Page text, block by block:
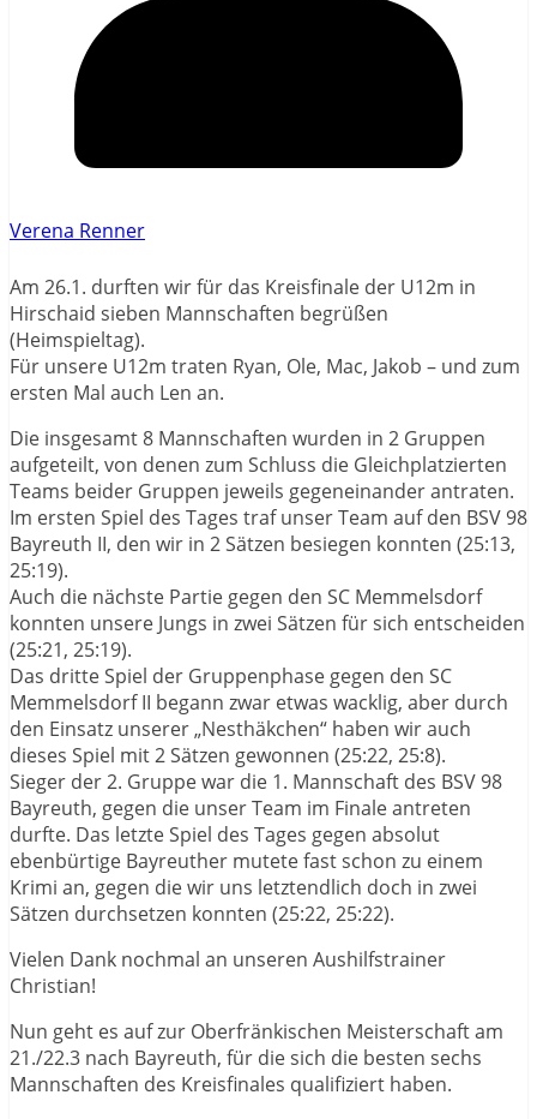
Verena Renner
Am 26.1. durften wir für das Kreisfinale der U12m in
Hirschaid sieben Mannschaften begrüßen
(Heimspieltag).
Für unsere U12m traten Ryan, Ole, Mac, Jakob – und zum
ersten Mal auch Len an.
Die insgesamt 8 Mannschaften wurden in 2 Gruppen
aufgeteilt, von denen zum Schluss die Gleichplatzierten
Teams beider Gruppen jeweils gegeneinander antraten.
Im ersten Spiel des Tages traf unser Team auf den BSV 98
Bayreuth II, den wir in 2 Sätzen besiegen konnten (25:13,
25:19).
Auch die nächste Partie gegen den SC Memmelsdorf
konnten unsere Jungs in zwei Sätzen für sich entscheiden
(25:21, 25:19).
Das dritte Spiel der Gruppenphase gegen den SC
Memmelsdorf II begann zwar etwas wacklig, aber durch
den Einsatz unserer „Nesthäkchen“ haben wir auch
dieses Spiel mit 2 Sätzen gewonnen (25:22, 25:8).
Sieger der 2. Gruppe war die 1. Mannschaft des BSV 98
Bayreuth, gegen die unser Team im Finale antreten
durfte. Das letzte Spiel des Tages gegen absolut
ebenbürtige Bayreuther mutete fast schon zu einem
Krimi an, gegen die wir uns letztendlich doch in zwei
Sätzen durchsetzen konnten (25:22, 25:22).
Vielen Dank nochmal an unseren Aushilfstrainer
Christian!
Nun geht es auf zur Oberfränkischen Meisterschaft am
21./22.3 nach Bayreuth, für die sich die besten sechs
Mannschaften des Kreisfinales qualifiziert haben.